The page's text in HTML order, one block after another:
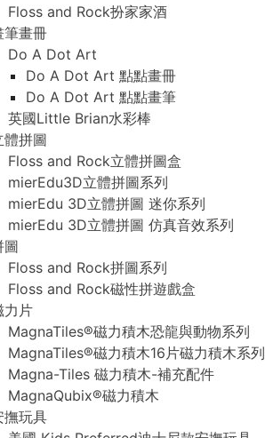
Floss and Rock扮家家酒
筆畫冊
Do A Dot Art
Do A Dot Art 點點畫冊
Do A Dot Art 點點畫筆
英國Little Brian水彩棒
體拼圖
Floss and Rock立體拼圖盒
mierEdu3D立體拼圖系列
mierEdu 3D立體拼圖 迷你系列
mierEdu 3D立體拼圖 仿真音效系列
圖
Floss and Rock拼圖系列
Floss and Rock磁性拼遊戲盒
力片
MagnaTiles®磁力積木恐龍與動物系列
MagnaTiles®磁力積木16片磁力積木系列
Magna-Tiles 磁力積木-補充配件
MagnaQubix®磁力積木
撫玩具